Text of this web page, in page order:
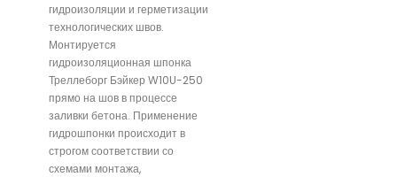
гидроизоляции и герметизации
технологических швов.
Монтируется
гидроизоляционная шпонка
Треллеборг Бэйкер W10U-250
прямо на шов в процессе
заливки бетона. Применение
гидрошпонки происходит в
строгом соответствии со
схемами монтажа,